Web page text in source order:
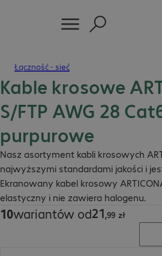
Łączność - sieć
Kable krosowe
S/FTP AWG 28
purpurowe
Nasz asortyment kabli krosowych
najwyższymi standardami jakości i
Ekranowany kabel krosowy
elastyczny i nie zawiera halogenu.
10wariantów od21,99 zł
21,99 zł